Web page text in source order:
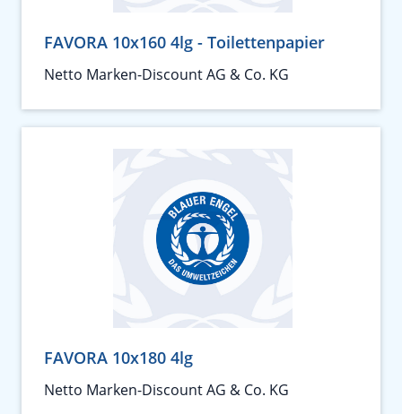
FAVORA 10x160 4lg - Toilettenpapier
Netto Marken-Discount AG & Co. KG
FAVORA 10x180 4lg
Netto Marken-Discount AG & Co. KG